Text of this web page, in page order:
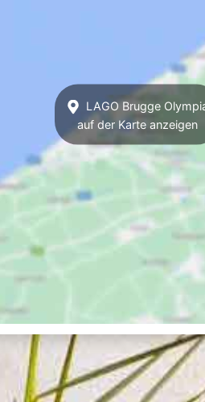
LAGO Brugge
auf der Karte anzeigen